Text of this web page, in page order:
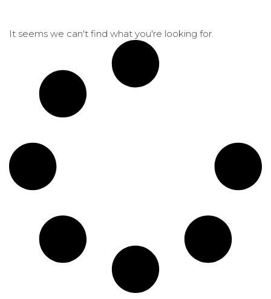
It seems we can't find what you're looking for.